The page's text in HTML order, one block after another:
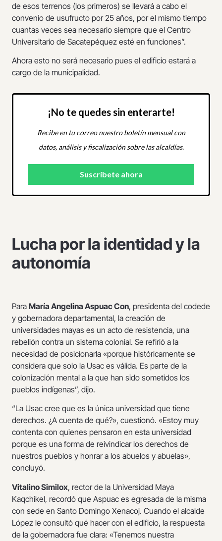
de esos terrenos (los primeros) se llevará a cabo el
convenio de usufructo por 25 años, por el mismo tiempo
cuantas veces sea necesario siempre que el Centro
Universitario de Sacatepéquez esté en funciones”.
Ahora esto no será necesario pues el edificio estará a
cargo de la municipalidad.
¡No te quedes sin enterarte!
Recibe en tu correo nuestro boletín mensual con
datos, análisis y fiscalización sobre las alcaldías.
Lucha por la identidad y la
autonomía
Para María Angelina Aspuac Con, presidenta del codede
y gobernadora departamental, la creación de
universidades mayas es un acto de resistencia, una
rebelión contra un sistema colonial. Se refirió a la
necesidad de posicionarla «porque históricamente se
considera que solo la Usac es válida. Es parte de la
colonización mental a la que han sido sometidos los
pueblos indígenas”, dijo.
“La Usac cree que es la única universidad que tiene
derechos. ¿A cuenta de qué?», cuestionó. «Estoy muy
contenta con quienes pensaron en esta universidad
porque es una forma de reivindicar los derechos de
nuestros pueblos y honrar a los abuelos y abuelas»,
concluyó.
Vitalino Similox, rector de la Universidad Maya
Kaqchikel, recordó que Aspuac es egresada de la misma
con sede en Santo Domingo Xenacoj. Cuando el alcalde
López le consultó qué hacer con el edificio, la respuesta
de la gobernadora fue clara: «Tenemos nuestra